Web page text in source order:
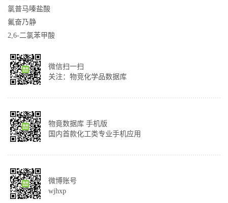
氯普马嗪盐酸
氟奋乃静
2,6-二氯苯甲酸
微信扫一扫
关注：物竞化学品数据库
物竟数据库 手机版
国内首款化工类专业手机应用
微博账号
wjhxp